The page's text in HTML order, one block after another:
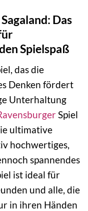
Das
Spielspaß
das die
Denken fördert
Unterhaltung
Spiel
ultimative
hochwertiges,
spannendes
ist ideal für
und alle, die
in ihren Händen